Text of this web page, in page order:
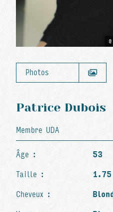
Photos
Patrice Dubois
Membre UDA
Âge : 53
Taille :
Cheveux :